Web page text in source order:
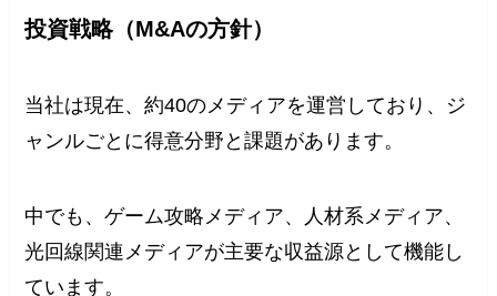
投資戦略（M&Aの方針）
当社は現在、約40のメディアを運営しており、ジ
ャンルごとに得意分野と課題があります。
中でも、ゲーム攻略メディア、人材系メディア、
光回線関連メディアが主要な収益源として機能し
ています。